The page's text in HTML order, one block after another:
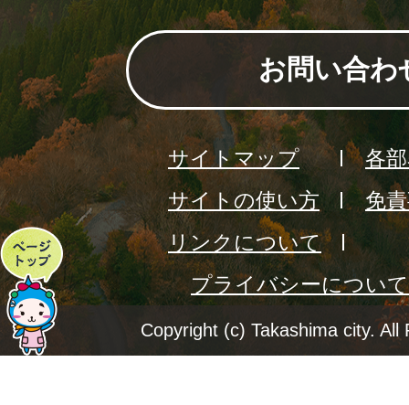
ペ
ー
ジ
お問い合わ
サイトマップ
各
サイトの使い方
免
リンクについて
プライバシーについて
Copyright (c) Takashima city. All